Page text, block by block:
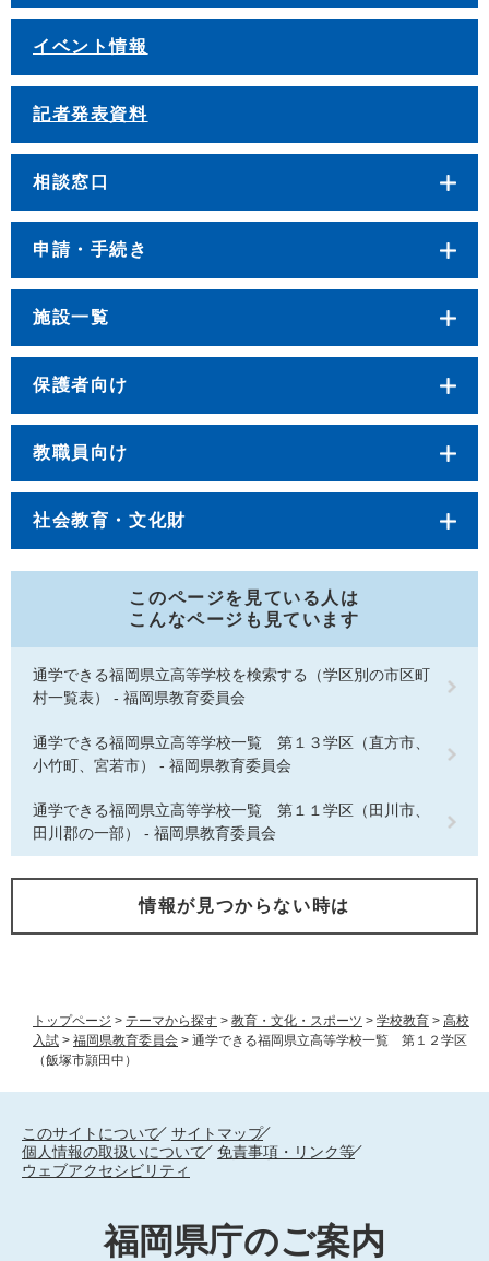
トップページ > テーマから探す > 教育・文化・スポーツ > 学校教育 > 高校
入試 > 福岡県教育委員会 > 通学できる福岡県立高等学校一覧 第１２学区
（飯塚市頴田中）
イベント情報
記者発表資料
相談窓口
申請・手続き
施設一覧
保護者向け
教職員向け
社会教育・文化財
このページを見ている人は
こんなページも見ています
通学できる福岡県立高等学校を検索する（学区別の市区町
村一覧表） - 福岡県教育委員会
通学できる福岡県立高等学校一覧 第１３学区（直方市、
小竹町、宮若市） - 福岡県教育委員会
通学できる福岡県立高等学校一覧 第１１学区（田川市、
田川郡の一部） - 福岡県教育委員会
情報が見つからない時は
このサイトについて
サイトマップ
個人情報の取扱いについて
免責事項・リンク等
ウェブアクセシビリティ
福岡県庁のご案内